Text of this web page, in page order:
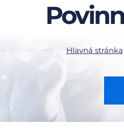
Hlavná stránka